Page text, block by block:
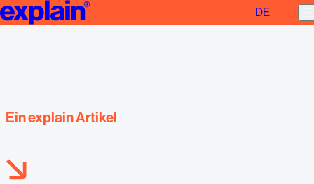
Vertriebspräsentationen erstellen DE
Ein explain Artikel